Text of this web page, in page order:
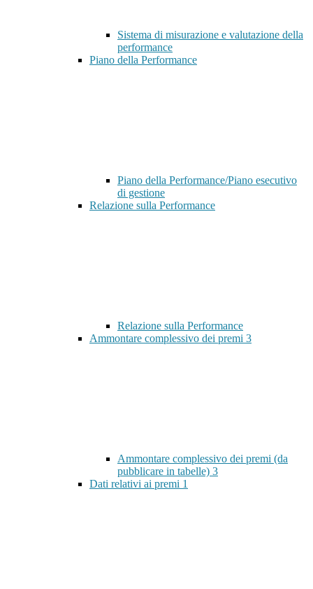
Sistema di misurazione e valutazione della
performance
Piano della Performance
Piano della Performance/Piano esecutivo
di gestione
Relazione sulla Performance
Relazione sulla Performance
Ammontare complessivo dei premi 3
Ammontare complessivo dei premi (da
pubblicare in tabelle) 3
Dati relativi ai premi 1